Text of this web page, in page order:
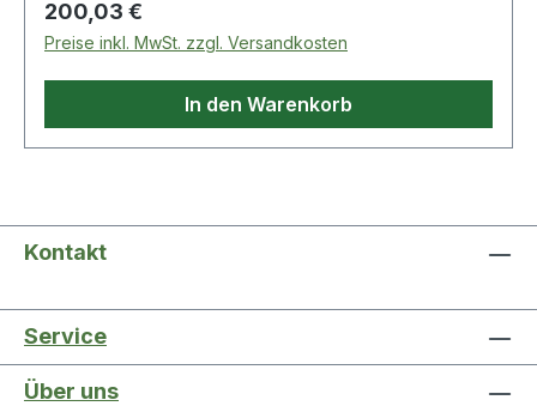
Regulärer Preis:
200,03 €
Preise inkl. MwSt. zzgl. Versandkosten
In den Warenkorb
Kontakt
Service
Über uns